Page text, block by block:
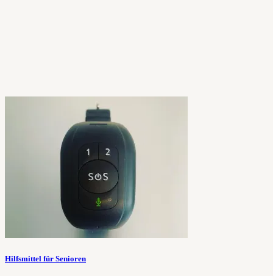
Hilfsmittel für Senioren